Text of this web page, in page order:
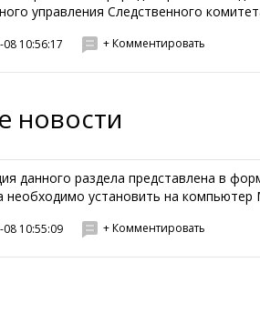
управления Следственного
10:56:17 + Комментировать
новости
данного раздела представлена в
необходимо установить на компьютер
08 10:55:09 + Комментировать